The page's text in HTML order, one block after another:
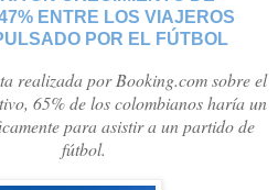
ENTRE LOS VIAJEROS
POR EL FÚTBOL
realizada por Booking.com sobre el
65% de los colombianos haría un
para asistir a un partido de
fútbol.